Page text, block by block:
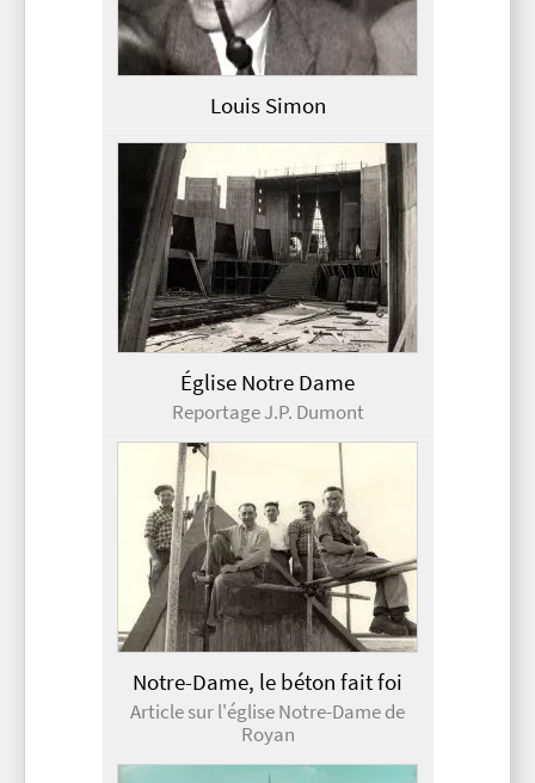
Louis Simon
Église Notre Dame
Reportage J.P. Dumont
Notre-Dame, le béton fait foi
Article sur l'église Notre-Dame de
Royan